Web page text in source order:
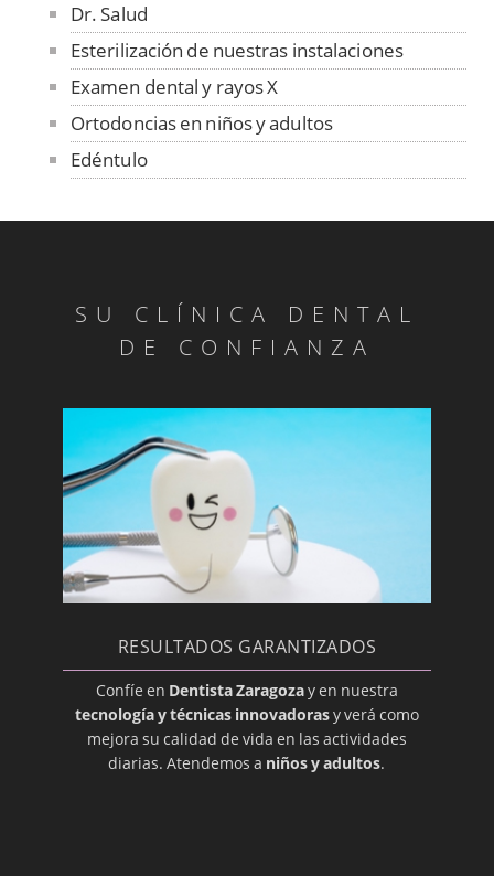
Dr. Salud
Esterilización de nuestras instalaciones
Examen dental y rayos X
Ortodoncias en niños y adultos
Edéntulo
Absceso Periodontal
Anquilosis
Benigno
Blanqueado
Bolsa periodontal
Bonding
Cariadura (picadura)
Caries
Caries Radicular
Cariogénico
Cavidad Pulpar
SU CLÍNICA DENTAL
DE CONFIANZA
RESULTADOS GARANTIZADOS
Confíe en Dentista Zaragozay en nuestra
tecnología y técnicas innovadorasy verá como
mejora su calidad de vida en las actividades
diarias. Atendemos a niños y adultos.